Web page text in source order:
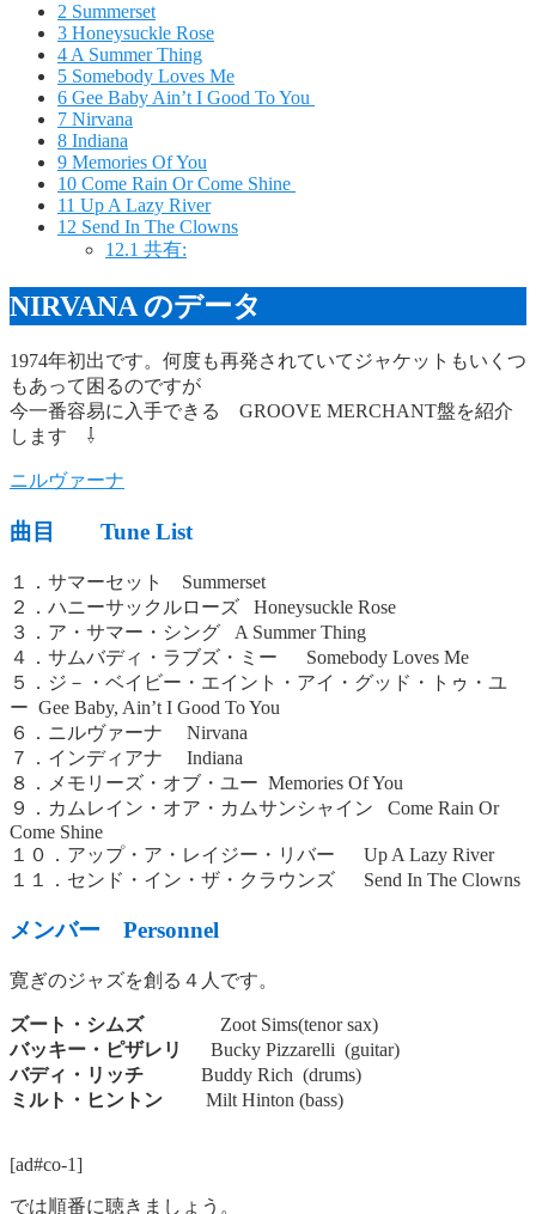
2 Summerset
3 Honeysuckle Rose
4 A Summer Thing
5 Somebody Loves Me
6 Gee Baby Ain’t I Good To You
7 Nirvana
8 Indiana
9 Memories Of You
10 Come Rain Or Come Shine
11 Up A Lazy River
12 Send In The Clowns
12.1 共有:
NIRVANA のデータ
1974年初出です。何度も再発されていてジャケットもいくつ
もあって困るのですが
今一番容易に入手できる GROOVE MERCHANT盤を紹介
します ⇩
ニルヴァーナ
曲目 Tune List
１．サマーセット Summerset
２．ハニーサックルローズ Honeysuckle Rose
３．ア・サマー・シング A Summer Thing
４．サムバディ・ラブズ・ミー Somebody Loves Me
５．ジ－・ベイビー・エイント・アイ・グッド・トゥ・ユ
ー Gee Baby, Ain’t I Good To You
６．ニルヴァーナ Nirvana
７．インディアナ Indiana
８．メモリーズ・オブ・ユー Memories Of You
９．カムレイン・オア・カムサンシャイン Come Rain Or
Come Shine
１０．アップ・ア・レイジー・リバー Up A Lazy River
１１．センド・イン・ザ・クラウンズ Send In The Clowns
メンバー Personnel
寛ぎのジャズを創る４人です。
ズート・シムズZoot Sims(tenor sax)
バッキー・ピザレリ
Bucky Pizzarelli (guitar)
バディ・リッチ
Buddy Rich (drums)
ミルト・ヒントン Milt Hinton (bass)
[ad#co-1]
では順番に聴きましょう。